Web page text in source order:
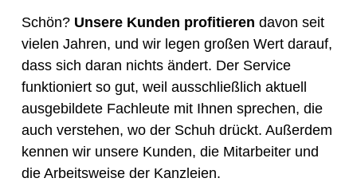
Schön? Unsere Kunden profitieren davon seit
vielen Jahren, und wir legen großen Wert darauf,
dass sich daran nichts ändert. Der Service
funktioniert so gut, weil ausschließlich aktuell
ausgebildete Fachleute mit Ihnen sprechen, die
auch verstehen, wo der Schuh drückt. Außerdem
kennen wir unsere Kunden, die Mitarbeiter und
die Arbeitsweise der Kanzleien.